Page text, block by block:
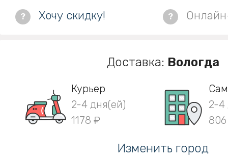
? Хочу скидку! ?
Доставка: Вологда
Курьер
2-4 дня(ей)
1178 ₽
2-4
Изменить город